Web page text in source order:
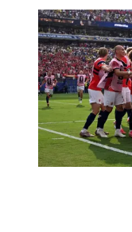
Pemain Timnas
Erling Haaland
Piala Dunia 2026
Senin (6/7/2026)
AFP)